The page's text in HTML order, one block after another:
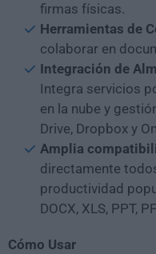
firmas físicas.
Herramientas de
colaborar en
Integración de
Integra servicios
en la nube y
Drive, Dropbox y
Amplia
directamente
productividad
DOCX, XLS, PPT,
Cómo Usar